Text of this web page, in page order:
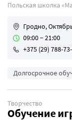
Гродно,
09:00 − 21:00
+375 (29) 788-
Долгосрочное
Творчество
Обучение